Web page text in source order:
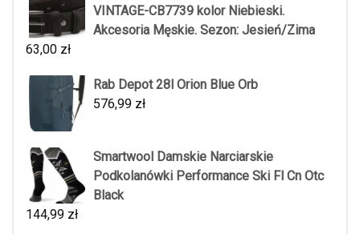
VINTAGE-CB7739 kolor Niebieski.
Akcesoria Męskie. Sezon: Jesień/Zima
63,00 zł
Rab Depot 28l Orion Blue Orb
576,99 zł
Smartwool Damskie Narciarskie
Podkolanówki Performance Ski Fl Cn Otc
Black
144,99 zł